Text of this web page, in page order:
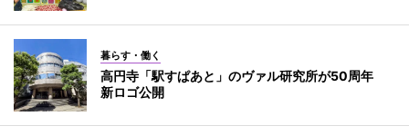
暮らす・働く
高円寺「駅すぱあと」のヴァル研究所が50周年
新ロゴ公開